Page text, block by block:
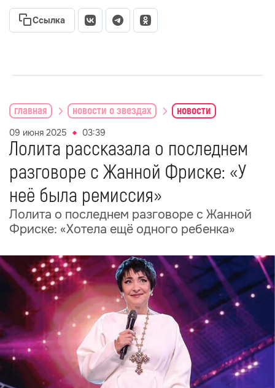
Ссылка
главная новости о звездах новости
09 июня 2025 03:39
Лолита рассказала о последнем
разговоре с Жанной Фриске: «У
неё была ремиссия»
Лолита о последнем разговоре с Жанной
Фриске: «Хотела ещё одного ребенка»